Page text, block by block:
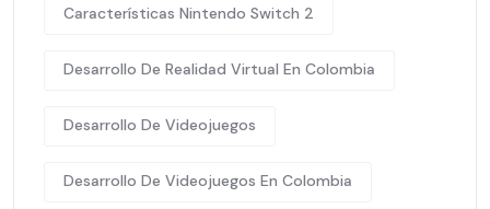
Características Nintendo Switch 2
Desarrollo De Realidad Virtual En Colombia
Desarrollo De Videojuegos
Desarrollo De Videojuegos En Colombia